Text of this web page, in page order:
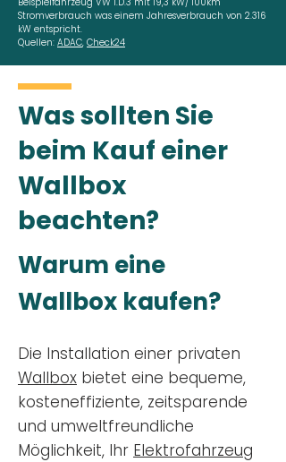
Stromverbrauch was einem Jahresverbrauch von 2.316
kW entspricht.
Quellen: ADAC, Check24
Was sollten Sie
beim Kauf einer
Wallbox
beachten?
Warum eine
Wallbox kaufen?
Die Installation einer privaten
Wallbox bietet eine bequeme,
kosteneffiziente, zeitsparende
und umweltfreundliche
Möglichkeit, Ihr Elektrofahrzeug